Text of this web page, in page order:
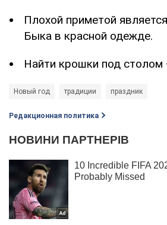
Плохой приметой
Быка в красной одежде.
Найти крошки под столом
Новый год традиции праздник
Редакционная политика